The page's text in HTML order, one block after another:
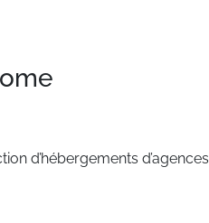
équipés
d’hébergements d’agences